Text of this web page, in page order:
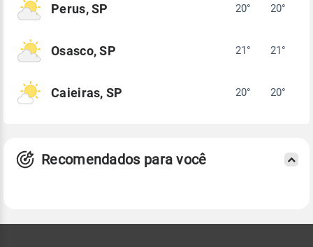
Perus, SP 20° 20°
Osasco, SP 21° 21°
Caieiras, SP 20° 20°
Recomendados para você